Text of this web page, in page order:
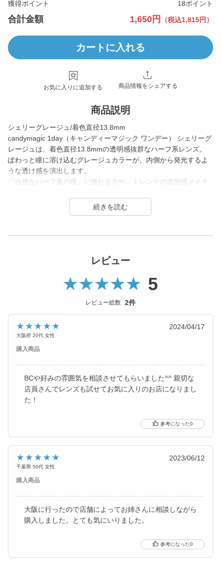
獲得ポイント 18ポイント
合計金額 1,650円 （税込1,815円）
カートに入れる
お気に入りに追加する 商品情報をシェアする
商品説明
シェリーグレージュ/着色直径13.8mm
candymagic 1day（キャンディーマジック ワンデー） シェリーグ
レージュは、着色直径13.8mmの透明感抜群なハーフ系レンズ。
ぽわっと瞳に溶け込むグレージュカラーが、内側から発光するよ
うな透け感を演出します。
「自然なハーフ風の瞳」に憧れる方や、トレンドの透明感メイク
candy magic 1day（キャンディーマジック ワンデー）は2007年
幅広い世代から愛されるロングセラーコンタクトレンズブラン
今っぽく瞳を引き立てる
ナチュラル系・ハーフ系・盛り系までバリエーション豊富に揃え
ハイスペックレンズへとリニューアル！
更に2025年にはブルーライトカット機能が独自の新技術で、より
待望の乱視用カラコン candymagic toric（キャンディーマジッ
ク トーリック）も新登場しました。
より可愛く、より瞳に優しく進化し続けるブランドです。
レビュー
5
レビュー総数 2件
★★★★★
大阪府 20代 女性
2024/04/17
購入商品
BCや好みの雰囲気を相談させてもらいました^^ 親切な
店員さんでレンズも試せてお気に入りのお店になりまし
た！
0
★★★★★
千葉県 50代 女性
2023/06/12
購入商品
大阪に行ったので店舗によってお姉さんに相談しながら
購入しました。とても気にいりました。
0